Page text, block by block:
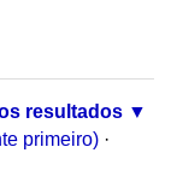
resultados
primeiro) ·